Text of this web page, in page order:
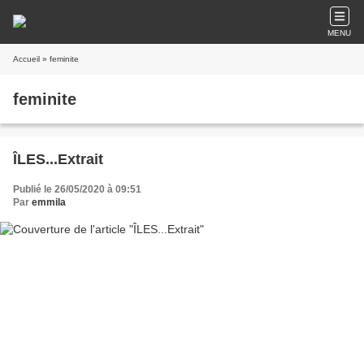
MENU
Accueil » feminite
feminite
ÎLES...Extrait
Publié le 26/05/2020 à 09:51
Par emmila